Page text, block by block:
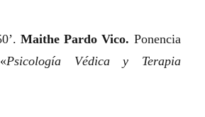
Maithe Pardo Vico. Ponencia
Psicología Védica y Terapia